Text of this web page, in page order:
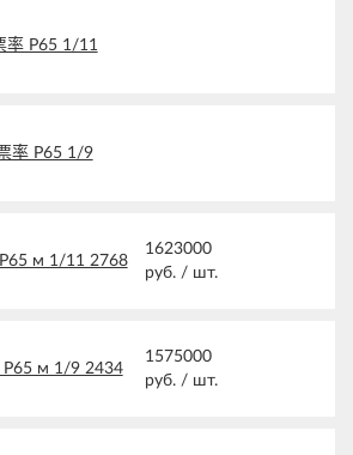
率 Р65 1/11
率 Р65 1/9
м 1/11 2768
1623000
руб. / шт.
Р65 м 1/9 2434
1575000
руб. / шт.